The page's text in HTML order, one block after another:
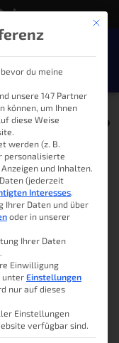
08:00
endlich
und es
präsentiert.
Menschen
Und
Mit
du meine
unsere 147 Partner
können, um Ihnen
diese Weise
werden (z. B.
personalisierte
und Inhalten.
(jederzeit
Interesses.
Ihrer Daten und über
oder in unserer
Ihrer Daten
Einwilligung
unter Einstellungen
nur auf dieses
Einstellungen
verfügbar sind.